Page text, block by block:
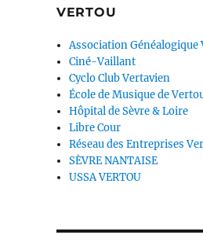
VERTOU
Association Généalogique
Ciné-Vaillant
Cyclo Club Vertavien
École de Musique de
Hôpital de Sèvre & Loire
Libre Cour
Réseau des Entreprises
SÈVRE NANTAISE
USSA VERTOU